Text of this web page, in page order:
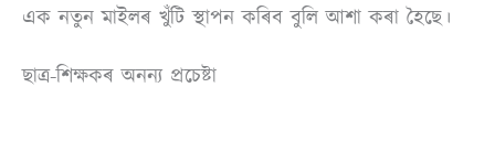
এক নতুন মাইলৰ খুঁটি স্থাপন কৰিব বুলি আশা কৰা হৈছে।
ছাত্ৰ-শিক্ষকৰ অনন্য প্ৰচেষ্টা